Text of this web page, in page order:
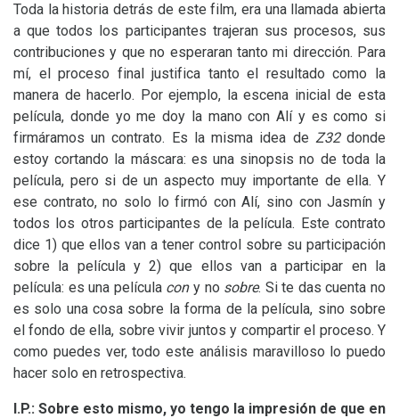
Toda la historia detrás de este film, era una llamada abierta
a que todos los participantes trajeran sus procesos, sus
contribuciones y que no esperaran tanto mi dirección. Para
mí, el proceso final justifica tanto el resultado como la
manera de hacerlo. Por ejemplo, la escena inicial de esta
película, donde yo me doy la mano con Alí y es como si
firmáramos un contrato. Es la misma idea de Z32donde
estoy cortando la máscara: es una sinopsis no de toda la
película, pero si de un aspecto muy importante de ella. Y
ese contrato, no solo lo firmó con Alí, sino con Jasmín y
todos los otros participantes de la película. Este contrato
dice 1) que ellos van a tener control sobre su participación
sobre la película y 2) que ellos van a participar en la
película: es una película cony no sobre. Si te das cuenta no
es solo una cosa sobre la forma de la película, sino sobre
el fondo de ella, sobre vivir juntos y compartir el proceso. Y
como puedes ver, todo este análisis maravilloso lo puedo
hacer solo en retrospectiva.
I.P.: Sobre esto mismo, yo tengo la impresión de que en